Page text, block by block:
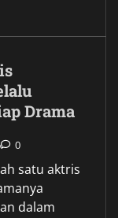
Drama
0
satu aktris
dalam